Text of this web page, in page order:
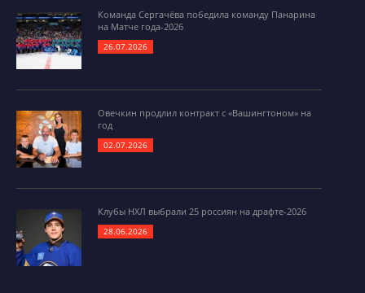
Команда Сергачёва победила команду Панарина
на Матче года-2026
26.07.2026
Овечкин продлил контракт с «Вашингтоном» на
год
02.07.2026
Клубы НХЛ выбрали 25 россиян на драфте-2026
28.06.2026